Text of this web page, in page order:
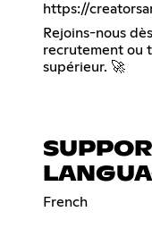
https://
Rejoins-nous
recrutement ou
supérieur. 🚀
French